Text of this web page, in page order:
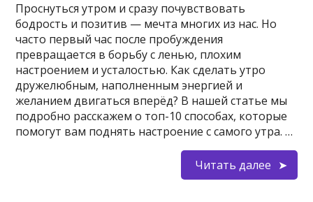
Проснуться утром и сразу почувствовать
бодрость и позитив — мечта многих из нас. Но
часто первый час после пробуждения
превращается в борьбу с ленью, плохим
настроением и усталостью. Как сделать утро
дружелюбным, наполненным энергией и
желанием двигаться вперёд? В нашей статье мы
подробно расскажем о топ-10 способах, которые
помогут вам поднять настроение с самого утра. …
Читать далее